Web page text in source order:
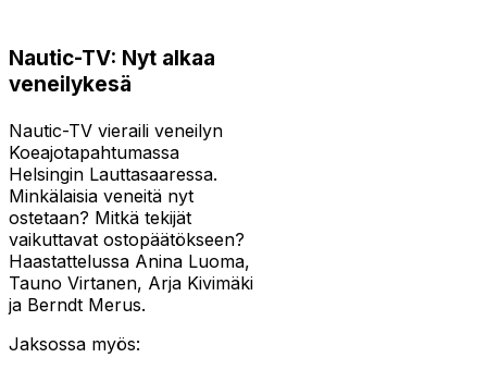
Nautic-TV: Nyt alkaa
veneilykesä
Nautic-TV vieraili veneilyn
Koeajotapahtumassa
Helsingin Lauttasaaressa.
Minkälaisia veneitä nyt
ostetaan? Mitkä tekijät
vaikuttavat ostopäätökseen?
Haastattelussa Anina Luoma,
Tauno Virtanen, Arja Kivimäki
ja Berndt Merus.
Jaksossa myös: